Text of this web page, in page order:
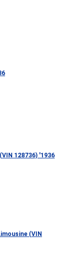
128736) '1936
(VIN